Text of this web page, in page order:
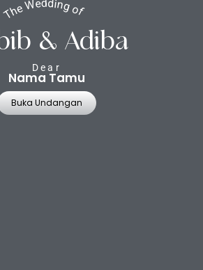
& Adiba
Dear
Nama Tamu
Buka Undangan